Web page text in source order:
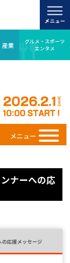
産業
グルメ・スポーツ
エンタメ
メニュー
ナーへの応
の応援メッセージ